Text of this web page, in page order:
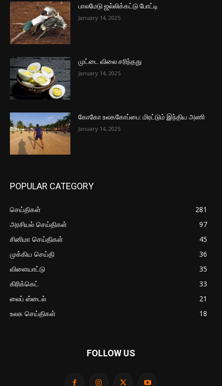
பாலமேடு ஜல்லிக்கட்டு போட்டி
January 14, 2025
முட்டை விலை சரிந்தது
January 14, 2025
கோகோ உலககோப்பை: மிரட்டும் இந்திய அணி
January 14, 2025
POPULAR CATEGORY
செய்திகள்
281
அரசியல் செய்திகள்
97
சினிமா செய்திகள்
45
முக்கிய செய்தி
36
விளையாட்டு
35
கிரிக்கெட்
33
லைப் ஸ்டைல்
21
உலக செய்திகள்
18
FOLLOW US